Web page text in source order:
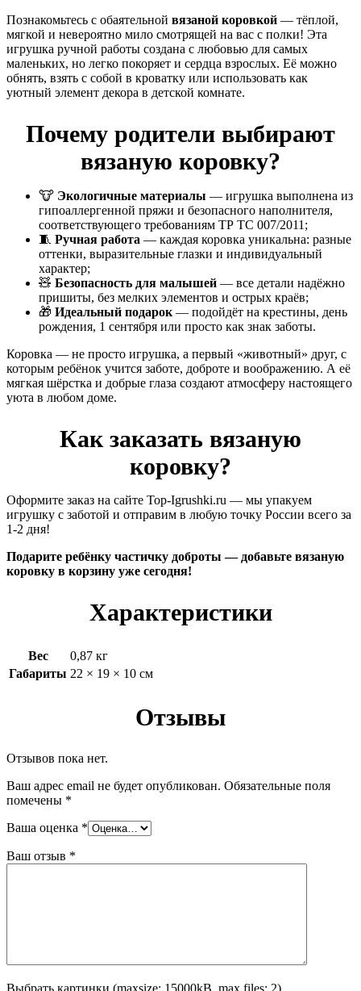
Познакомьтесь с обаятельной вязаной коровкой — тёплой,
мягкой и невероятно мило смотрящей на вас с полки! Эта
игрушка ручной работы создана с любовью для самых
маленьких, но легко покоряет и сердца взрослых. Её можно
обнять, взять с собой в кроватку или использовать как
уютный элемент декора в детской комнате.
Почему родители выбирают
вязаную коровку?
🐮 Экологичные материалы — игрушка выполнена из
гипоаллергенной пряжи и безопасного наполнителя,
соответствующего требованиям ТР ТС 007/2011;
🧵 Ручная работа — каждая коровка уникальна: разные
оттенки, выразительные глазки и индивидуальный
характер;
🧸 Безопасность для малышей — все детали надёжно
пришиты, без мелких элементов и острых краёв;
🎁 Идеальный подарок — подойдёт на крестины, день
рождения, 1 сентября или просто как знак заботы.
Коровка — не просто игрушка, а первый «животный» друг, с
которым ребёнок учится заботе, доброте и воображению. А её
мягкая шёрстка и добрые глаза создают атмосферу настоящего
уюта в любом доме.
Как заказать вязаную
коровку?
Оформите заказ на сайте Top-Igrushki.ru — мы упакуем
игрушку с заботой и отправим в любую точку России всего за
1-2 дня!
Подарите ребёнку частичку доброты — добавьте вязаную
коровку в корзину уже сегодня!
Характеристики
Вес
0,87 кг
Габариты 22 × 19 × 10 см
Отзывы
Отзывов пока нет.
Ваш адрес email не будет опубликован. Обязательные поля
помечены *
Ваша оценка *
Ваш отзыв *
Выбрать картинки (maxsize: 15000kB, max files: 2)